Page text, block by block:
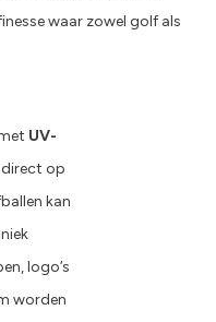
waar zowel golf als
UV-
direct op
kan
logo’s
worden